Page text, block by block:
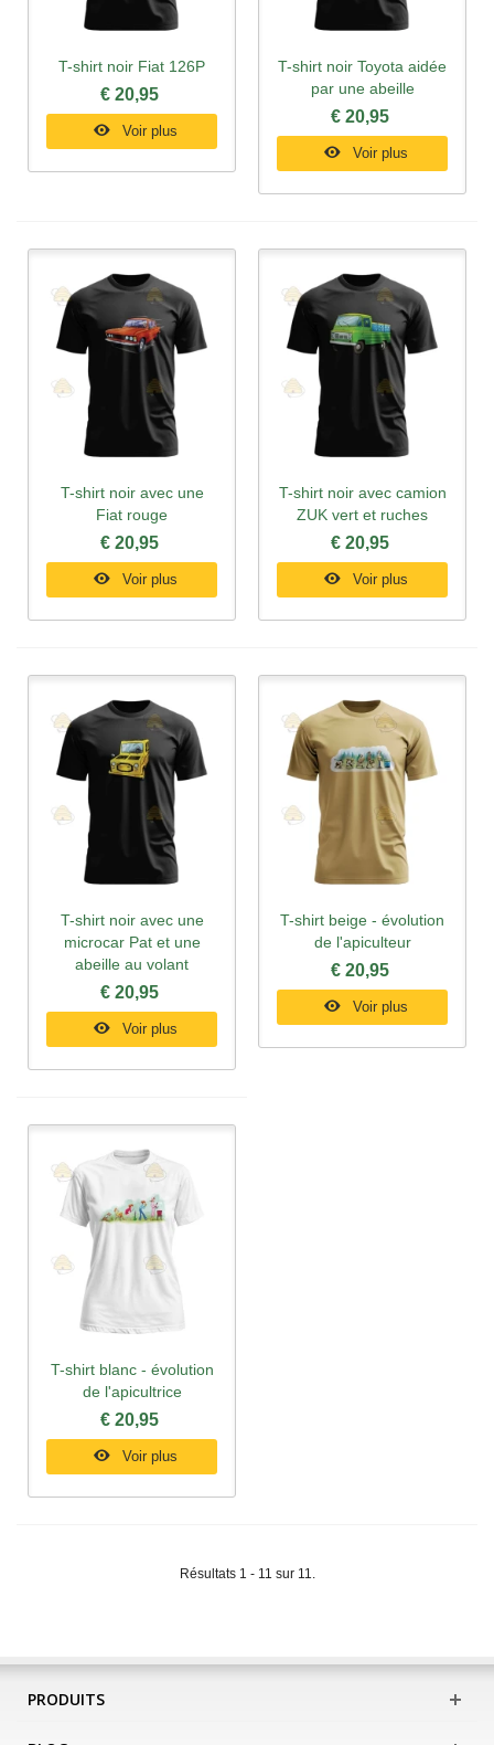
T-shirt noir Fiat 126P
€ 20,95
Voir plus
T-shirt noir Toyota aidée
par une abeille
€ 20,95
Voir plus
T-shirt noir avec une
Fiat rouge
€ 20,95
Voir plus
T-shirt noir avec camion
ZUK vert et ruches
€ 20,95
Voir plus
T-shirt noir avec une
microcar Pat et une
abeille au volant
€ 20,95
Voir plus
T-shirt beige - évolution
de l'apiculteur
€ 20,95
Voir plus
T-shirt blanc - évolution
de l'apicultrice
€ 20,95
Voir plus
Résultats 1 - 11 sur 11.
PRODUITS